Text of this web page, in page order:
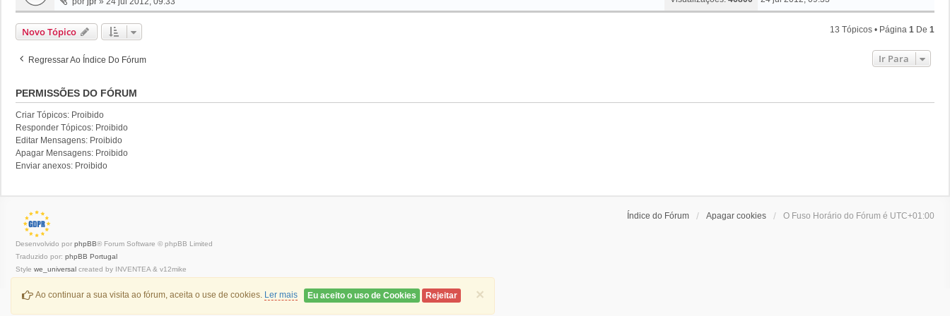
×
Ao continuar a sua visita ao fórum, aceita o use de cookies. Ler mais Eu aceito o uso de Cookies Rejeitar
m
e
a
e
t
s
Novo Tópico 13 Tópicos • Página 1 De 1
Regressar Ao Índice Do Fórum Ir Para
PERMISSÕES DO FÓRUM
Criar Tópicos: Proibido
Responder Tópicos: Proibido
Editar Mensagens: Proibido
Apagar Mensagens: Proibido
Enviar anexos: Proibido
Índice do Fórum Apagar cookies O Fuso Horário do Fórum é UTC+01:00
Desenvolvido por phpBB® Forum Software © phpBB Limited
Traduzido por: phpBB Portugal
Style we_universal created by INVENTEA & v12mike